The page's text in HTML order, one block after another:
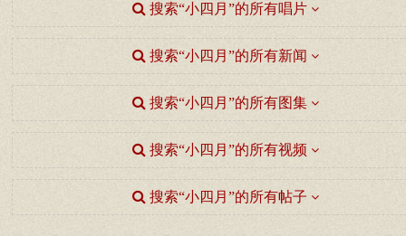
搜索“小四月”的所有唱片
搜索“小四月”的所有新闻
搜索“小四月”的所有图集
搜索“小四月”的所有视频
搜索“小四月”的所有帖子